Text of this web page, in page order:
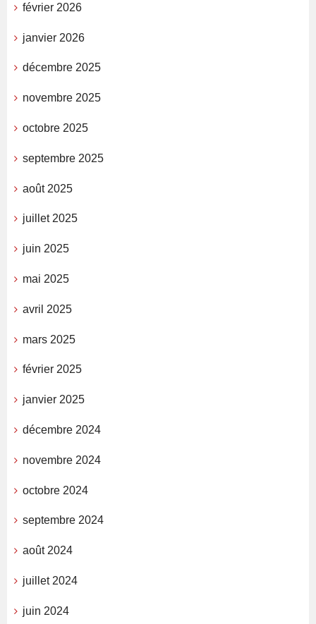
février 2026
janvier 2026
décembre 2025
novembre 2025
octobre 2025
septembre 2025
août 2025
juillet 2025
juin 2025
mai 2025
avril 2025
mars 2025
février 2025
janvier 2025
décembre 2024
novembre 2024
octobre 2024
septembre 2024
août 2024
juillet 2024
juin 2024